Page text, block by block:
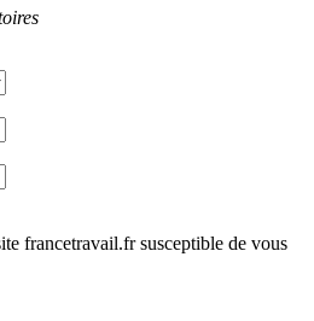
francetravail.fr susceptible de vous